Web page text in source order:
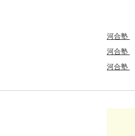
河合塾
河合塾
河合塾